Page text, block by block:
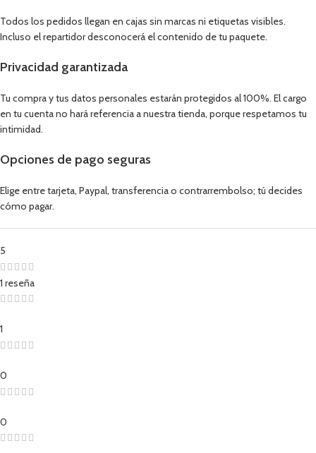
Todos los pedidos llegan en cajas sin marcas ni etiquetas visibles.
Incluso el repartidor desconocerá el contenido de tu paquete.
Privacidad garantizada
Tu compra y tus datos personales estarán protegidos al 100%. El cargo
en tu cuenta no hará referencia a nuestra tienda, porque respetamos tu
intimidad.
Opciones de pago seguras
Elige entre tarjeta, Paypal, transferencia o contrarrembolso; tú decides
cómo pagar.
5
1 reseña
1
0
0